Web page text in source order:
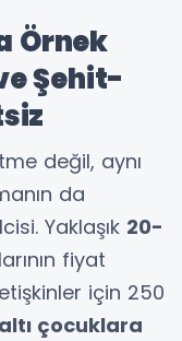
Örnek
Şehit-
değil, aynı
da
Yaklaşık 20-
fiyat
için 250
çocuklara